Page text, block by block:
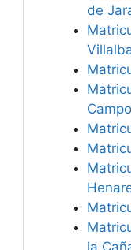
de
Campo